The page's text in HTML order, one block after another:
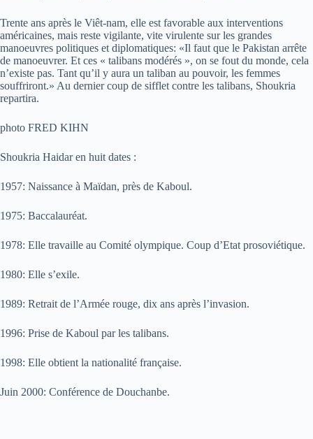
Trente ans après le Viêt-nam, elle est favorable aux interventions
américaines, mais reste vigilante, vite virulente sur les grandes
manoeuvres politiques et diplomatiques: «Il faut que le Pakistan arrête
de manoeuvrer. Et ces « talibans modérés », on se fout du monde, cela
n’existe pas. Tant qu’il y aura un taliban au pouvoir, les femmes
souffriront.» Au dernier coup de sifflet contre les talibans, Shoukria
repartira.
photo FRED KIHN
Shoukria Haidar en huit dates :
1957: Naissance à Maïdan, près de Kaboul.
1975: Baccalauréat.
1978: Elle travaille au Comité olympique. Coup d’Etat prosoviétique.
1980: Elle s’exile.
1989: Retrait de l’Armée rouge, dix ans après l’invasion.
1996: Prise de Kaboul par les talibans.
1998: Elle obtient la nationalité française.
Juin 2000: Conférence de Douchanbe.